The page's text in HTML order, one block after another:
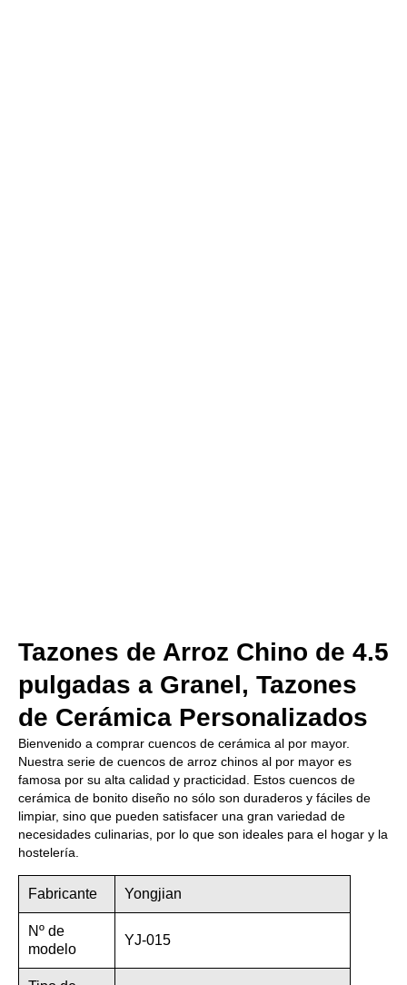
Tazones de Arroz Chino de 4.5
pulgadas a Granel, Tazones
de Cerámica Personalizados
Bienvenido a comprar cuencos de cerámica al por mayor.
Nuestra serie de cuencos de arroz chinos al por mayor es
famosa por su alta calidad y practicidad. Estos cuencos de
cerámica de bonito diseño no sólo son duraderos y fáciles de
limpiar, sino que pueden satisfacer una gran variedad de
necesidades culinarias, por lo que son ideales para el hogar y la
hostelería.
Fabricante Yongjian
Nº de
modelo
YJ-015